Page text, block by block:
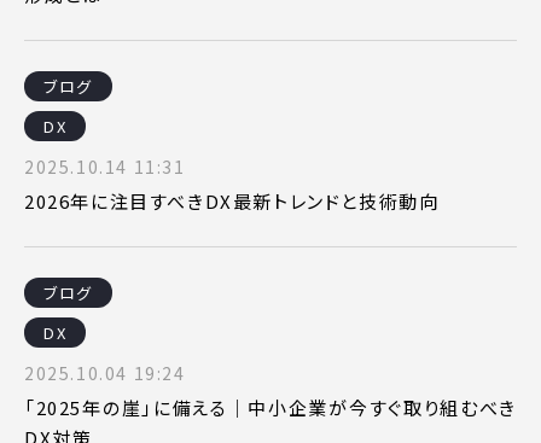
ブログ
DX
2025.10.14 11:31
2026年に注目すべきDX最新トレンドと技術動向
ブログ
DX
2025.10.04 19:24
「2025年の崖」に備える｜中小企業が今すぐ取り組むべき